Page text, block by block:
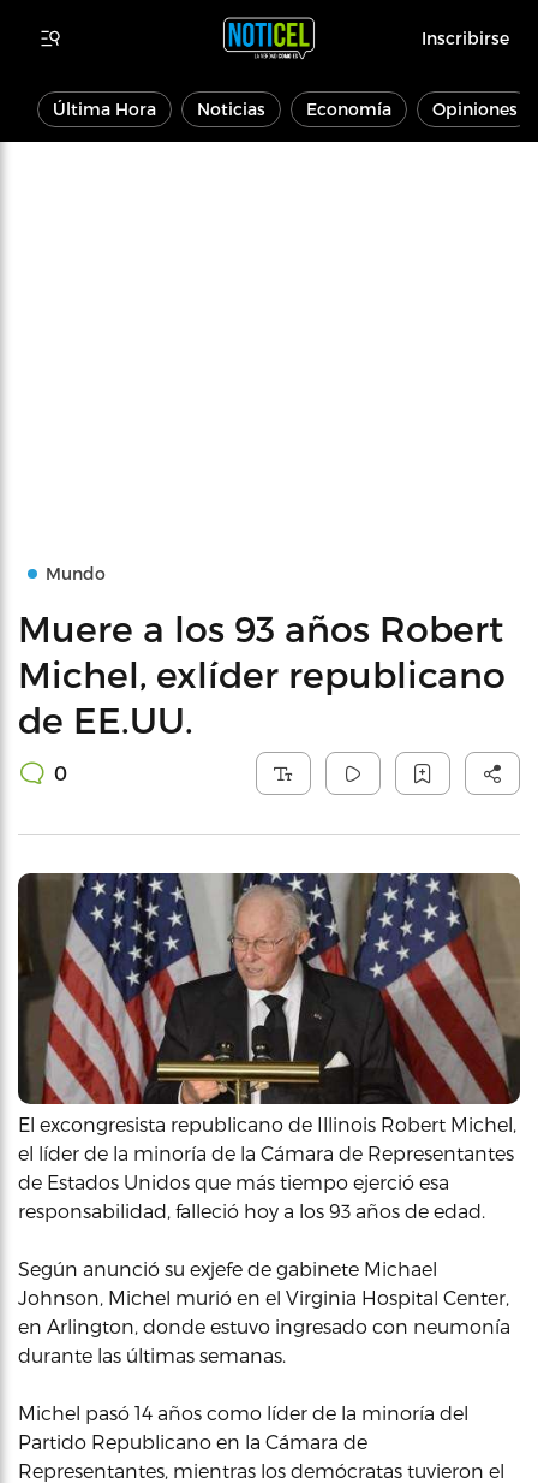
Inscribirse
Última Hora Noticias Economía Opiniones
Mundo
Muere a los 93 años Robert
Michel, exlíder republicano
de EE.UU.
0
El excongresista republicano de Illinois Robert Michel,
el líder de la minoría de la Cámara de Representantes
de Estados Unidos que más tiempo ejerció esa
responsabilidad, falleció hoy a los 93 años de edad.
Según anunció su exjefe de gabinete Michael
Johnson, Michel murió en el Virginia Hospital Center,
en Arlington, donde estuvo ingresado con neumonía
durante las últimas semanas.
Michel pasó 14 años como líder de la minoría del
Partido Republicano en la Cámara de
Representantes, mientras los demócratas tuvieron el